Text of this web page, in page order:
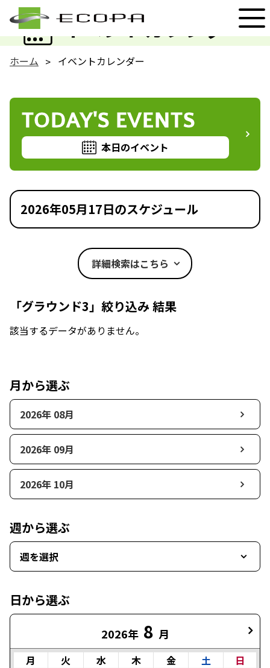
イベントカレンダー
EVENT
ホーム イベントカレンダー
TODAY'S EVENTS
本日のイベント
2026年05月17日のスケジュール
詳細検索はこちら
「グラウンド3」絞り込み 結果
該当するデータがありません。
月から選ぶ
2026年 08月
2026年 09月
2026年 10月
週から選ぶ
週を選択
日から選ぶ
2026年 8 月
月 火 水 木 金 土
日